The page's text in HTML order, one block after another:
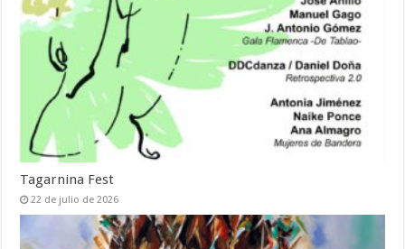
Tagarnina Fest
22 de julio de 2026